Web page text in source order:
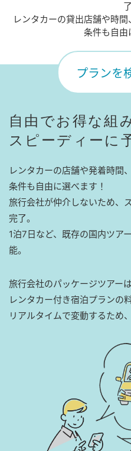
レンタカーの貸出店舗や時間、
条件も自由
プランを
自由でお得な組
スピーディーに
レンタカーの店舗や発着時間
条件も自由に選べます！
旅行会社が仲介しないため、
完了。
1泊7日など、既存の国内ツア
能。
旅行会社のパッケージツアー
レンタカー付き宿泊プランの
リアルタイムで変動するため